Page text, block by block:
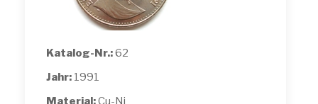
Katalog-Nr.:62
Jahr: 1991
Material:Cu-Ni